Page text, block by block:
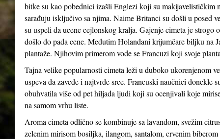
bitke su kao pobednici izašli Englezi koji su makijavelističkim
sarađuju isključivo sa njima. Naime Britanci su došli u posed
su uspeli da ucene cejlonskog kralja. Gajenje cimeta je
došlo do pada cene. Međutim Holanđani krijumčare biljku na
plantaže. Njihovim primerom vode se Francuzi koji svoje
Tajna velike popularnosti cimeta leži u duboko ukorenjenom
uspeva da zavede i najtvrđe srce. Francuski naučnici
obuhvatila više od pet hiljada ljudi koji su ocenjivali koje
na samom vrhu liste.
Aroma cimeta odlično se kombinuje sa lavandom, svežim
zelenim mirisom bosiljka, ilangom, santalom, crvenim